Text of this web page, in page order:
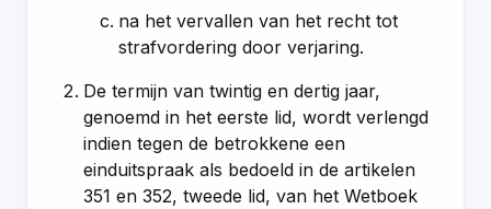
na het vervallen van het recht tot
strafvordering door verjaring.
De termijn van twintig en dertig jaar,
genoemd in het eerste lid, wordt verlengd
indien tegen de betrokkene een
einduitspraak als bedoeld in deartikelen
351 en352, tweede lid, van het Wetboek